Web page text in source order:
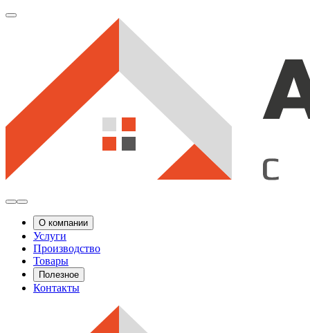
О компании
Услуги
Производство
Товары
Полезное
Контакты